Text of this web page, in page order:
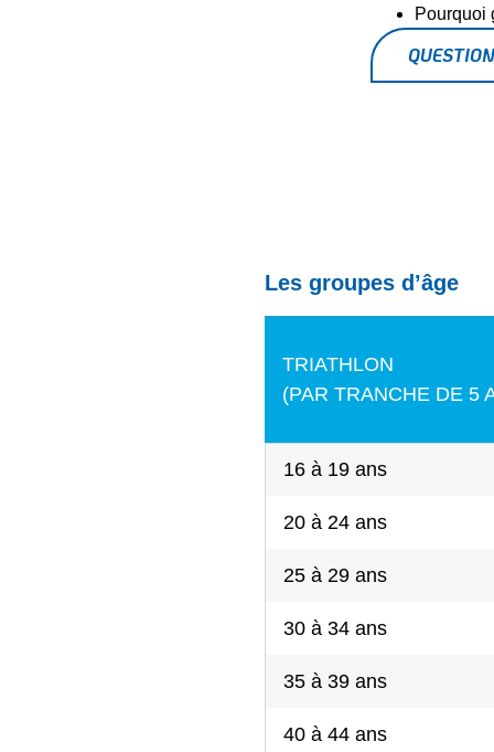
Pourquoi
Les groupes d’âge
TRIATHLON
(PAR TRANCHE DE 5
16 à 19 ans
20 à 24 ans
25 à 29 ans
30 à 34 ans
35 à 39 ans
40 à 44 ans